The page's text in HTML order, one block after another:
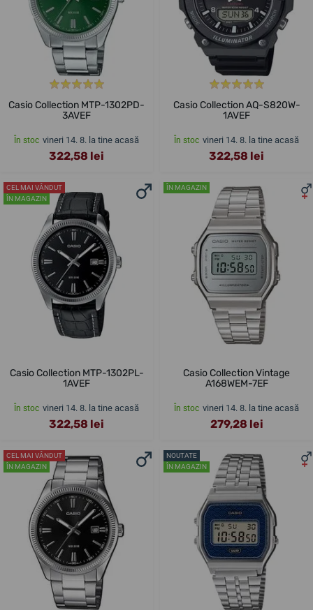
Casio Collection MTP-1302PD-
3AVEF
În stoc vineri 14. 8. la tine acasă
322,58 lei
Casio Collection AQ-S820W-
1AVEF
În stoc vineri 14. 8. la tine acasă
322,58 lei
CEL MAI VÂNDUT
ÎN MAGAZIN
Casio Collection MTP-1302PL-
1AVEF
În stoc vineri 14. 8. la tine acasă
322,58 lei
ÎN MAGAZIN
Casio Collection Vintage
A168WEM-7EF
În stoc vineri 14. 8. la tine acasă
279,28 lei
CEL MAI VÂNDUT
ÎN MAGAZIN
NOUTATE
ÎN MAGAZIN